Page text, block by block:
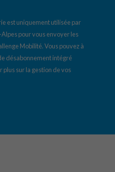
est uniquement utilisée par
pour vous envoyer les
Mobilité. Vous pouvez à
désabonnement intégré
plus sur la gestion de vos